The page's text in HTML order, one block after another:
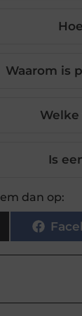
Waarom is
Is
dan op: